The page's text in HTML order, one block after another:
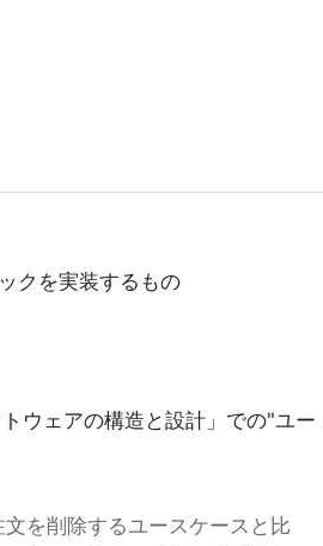
クを実装するもの
ウェアの構造と設計」での"ユー
を削除するユースケースと比